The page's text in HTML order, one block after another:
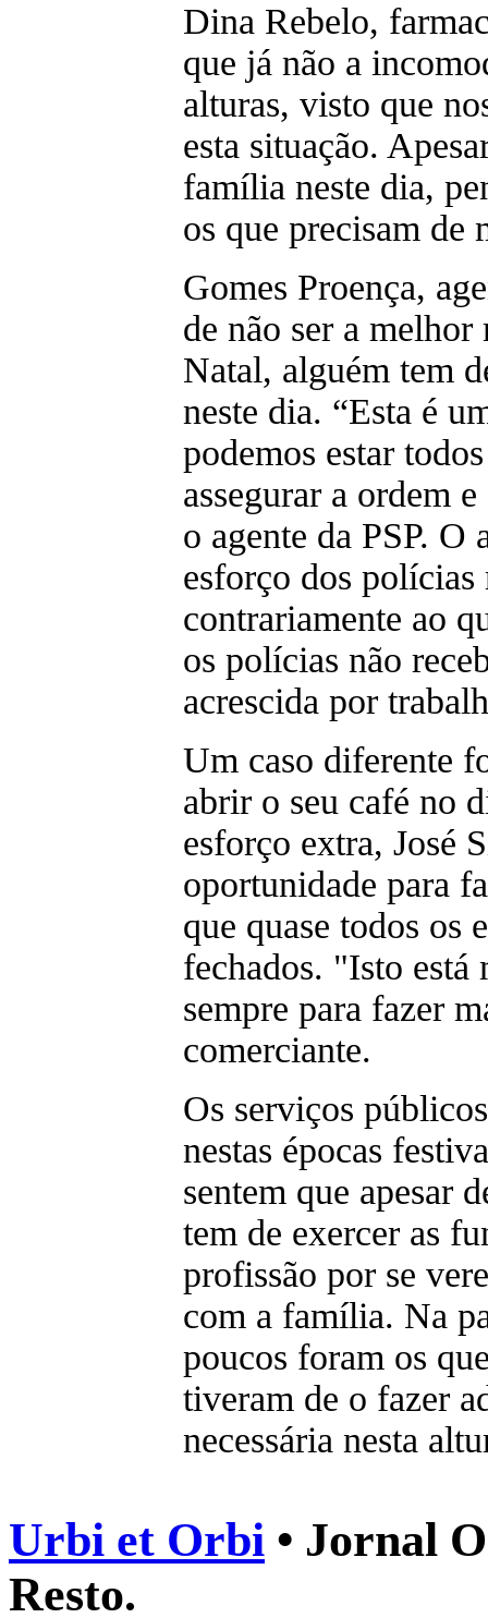
Dina Rebelo,
que já não a
alturas, visto que
esta situação.
família neste dia,
os que precisam de
Gomes Proença,
de não ser a melhor
Natal, alguém tem
neste dia. “Esta é
podemos estar
assegurar a ordem
o agente da PSP. O
esforço dos polícias
contrariamente ao
os polícias não
acrescida por
Um caso diferente
abrir o seu café no
esforço extra, José
oportunidade para
que quase todos os
fechados. "Isto está
sempre para fazer
comerciante.
Os serviços
nestas épocas
sentem que apesar
tem de exercer as
profissão por se
com a família. Na
poucos foram os
tiveram de o fazer
necessária nesta
Urbi et Orbi • Jornal
Resto.